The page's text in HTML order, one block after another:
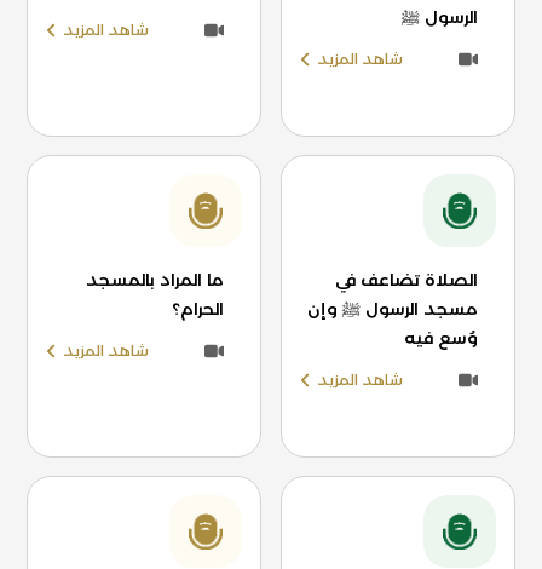
الرسول ﷺ
شاهد المزيد
شاهد المزيد
الصلاة تضاعف في
مسجد الرسول ﷺ وإن
وُسع فيه
شاهد المزيد
ما المراد بالمسجد
الحرام؟
شاهد المزيد